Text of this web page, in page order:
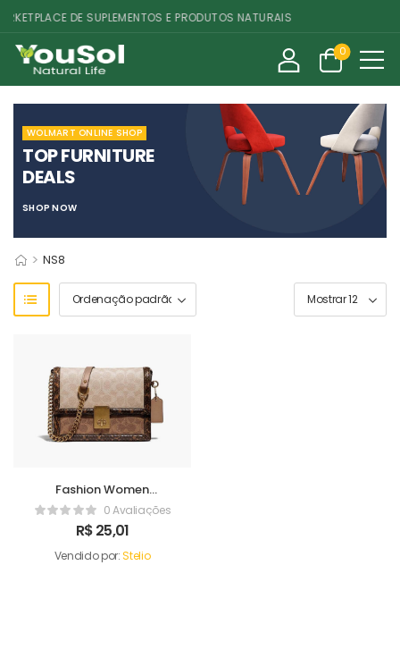
DE SUPLEMENTOS E PRODUTOS NATURAIS
0
WOLMART ONLINE SHOP
TOP FURNITURE
DEALS
SHOP NOW
> NS8
Fashion Women
Handbag0 Avaliações
R$25,01
Vendido por:Stelio